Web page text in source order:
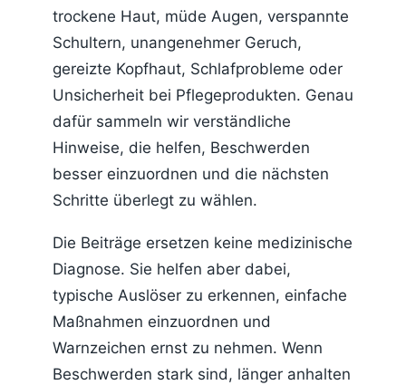
trockene Haut, müde Augen, verspannte
Schultern, unangenehmer Geruch,
gereizte Kopfhaut, Schlafprobleme oder
Unsicherheit bei Pflegeprodukten. Genau
dafür sammeln wir verständliche
Hinweise, die helfen, Beschwerden
besser einzuordnen und die nächsten
Schritte überlegt zu wählen.
Die Beiträge ersetzen keine medizinische
Diagnose. Sie helfen aber dabei,
typische Auslöser zu erkennen, einfache
Maßnahmen einzuordnen und
Warnzeichen ernst zu nehmen. Wenn
Beschwerden stark sind, länger anhalten